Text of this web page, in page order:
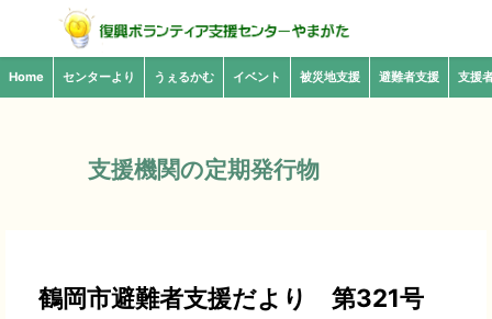
Home センターより うぇるかむ イベント 被災地支援 避難者支援 支援
支援機関の定期発行物
鶴岡市避難者支援だより 第321号